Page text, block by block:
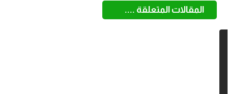
المقالات المتعلقة ....